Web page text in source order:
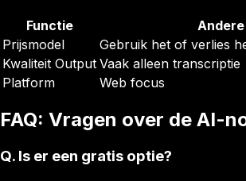
Functie
Prijsmodel
Gebruik het of verlies
Kwaliteit Output Vaak alleen transcriptie
Platform
Web focus
FAQ: Vragen over de AI-
Q. Is er een gratis optie?